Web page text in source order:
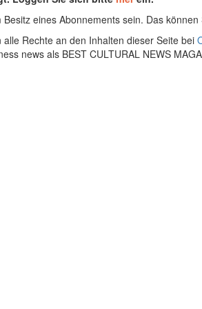
eines Abonnements sein. Das können
Rechte an den Inhalten dieser Seite bei
news als BEST CULTURAL NEWS